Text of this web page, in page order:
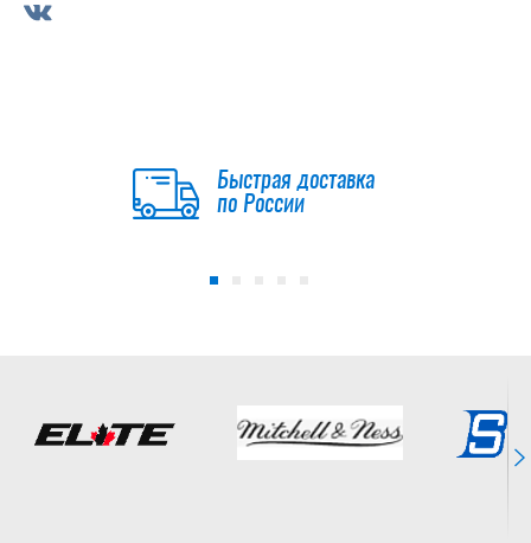
Быстрая доставка
по России